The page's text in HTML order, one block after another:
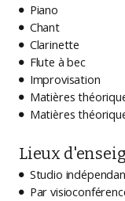
 Piano
 Chant
 Clarinette
 Flute à bec
 Improvisation
 Matières
 Matières
Lieux
 Studio
 Par